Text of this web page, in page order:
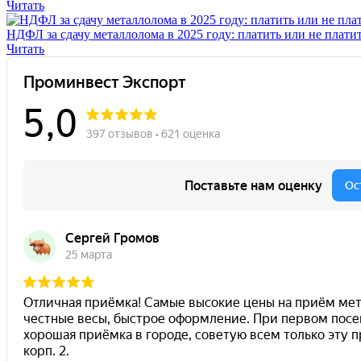
Читать
НДФЛ за сдачу металлолома в 2025 году: платить или не
Читать